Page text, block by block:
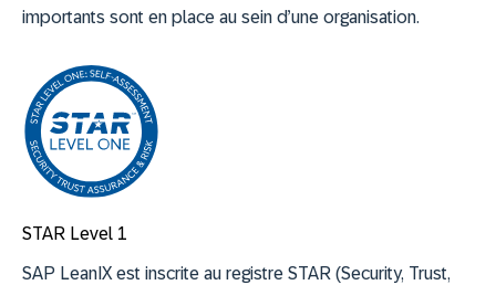
importants sont en place au sein d’une organisation.
STAR Level 1
SAP LeanIX est inscrite au registre STAR (Security, Trust,